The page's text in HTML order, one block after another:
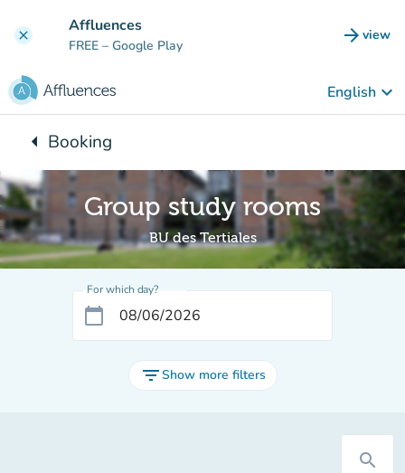
clear Affluences
FREE – Google Play arrow_forward view
(new
English keyboard_arrow_down
arrow_leftBack to:
Booking
Group study rooms
BU des Tertiales
For which day?
calendar_today
filter_listShow more filters
search